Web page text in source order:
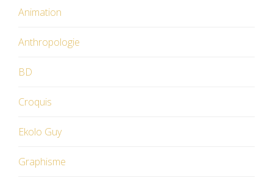
Animation
Anthropologie
BD
Croquis
Ekolo Guy
Graphisme